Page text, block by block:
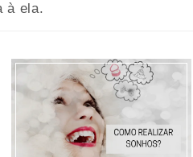
à ela.